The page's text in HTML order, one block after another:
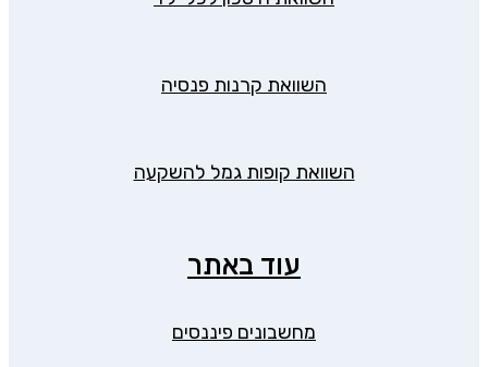
השוואת קרנות פנסיה
השוואת קופות גמל להשקעה
עוד באתר
מחשבונים פיננסים